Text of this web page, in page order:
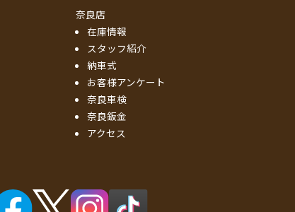
奈良店
在庫情報
スタッフ紹介
納車式
お客様アンケート
奈良車検
奈良鈑金
アクセス